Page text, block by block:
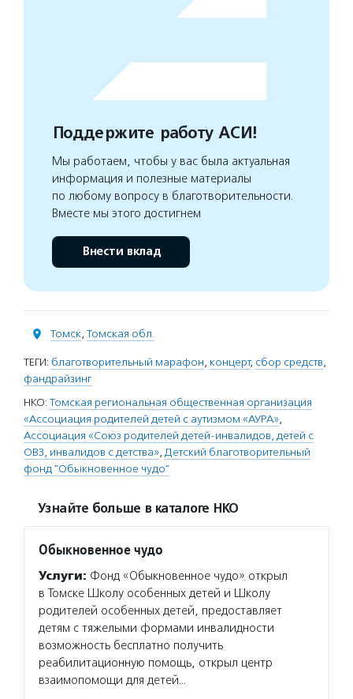
Поддержите работу АСИ!
Мы работаем, чтобы у вас была актуальная
информация и полезные материалы
по любому вопросу в благотворительности.
Вместе мы этого достигнем
Внести вклад
Томск, Томская обл.
ТЕГИ: благотворительный марафон, концерт, сбор средств,
фандрайзинг
НКО: Томская региональная общественная организация
«Ассоциация родителей детей с аутизмом «АУРА»,
Ассоциация «Союз родителей детей-инвалидов, детей с
ОВЗ, инвалидов с детства», Детский благотворительный
фонд "Обыкновенное чудо"
Узнайте больше в каталоге НКО
Обыкновенное чудо
Услуги: Фонд «Обыкновенное чудо» открыл
в Томске Школу особенных детей и Школу
родителей особенных детей, предоставляет
детям с тяжелыми формами инвалидности
возможность бесплатно получить
реабилитационную помощь, открыл центр
взаимопомощи для детей…